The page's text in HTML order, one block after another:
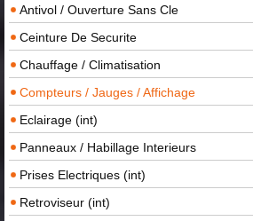
Antivol / Ouverture Sans Cle
Ceinture De Securite
Chauffage / Climatisation
Compteurs / Jauges / Affichage
Eclairage (int)
Panneaux / Habillage Interieurs
Prises Electriques (int)
Retroviseur (int)